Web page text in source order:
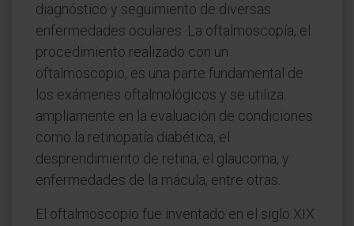
diagnóstico y seguimiento de diversas
enfermedades oculares. La oftalmoscopía, el
procedimiento realizado con un
oftalmoscopio, es una parte fundamental de
los exámenes oftalmológicos y se utiliza
ampliamente en la evaluación de condiciones
como la retinopatía diabética, el
desprendimiento de retina, el glaucoma, y
enfermedades de la mácula, entre otras.
El oftalmoscopio fue inventado en el siglo XIX